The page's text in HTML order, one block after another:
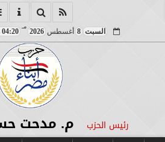
السبت 8 أغسطس 2026
مـ
04:20 مـ
رئيس الحزب م. مدحت